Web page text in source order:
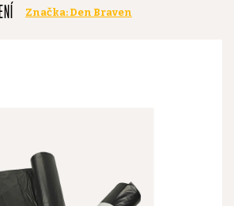
Značka: Den Braven